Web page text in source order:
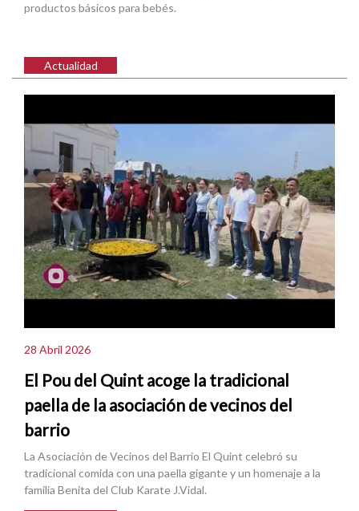
productos básicos para bebés.
Actualidad
28 Abril 2026
El Pou del Quint acoge la tradicional
paella de la asociación de vecinos del
barrio
La Asociación de Vecinos del Barrio El Quint celebró su
tradicional comida con una paella gigante y un homenaje a la
familia Benita del Club Karate J.Vidal.